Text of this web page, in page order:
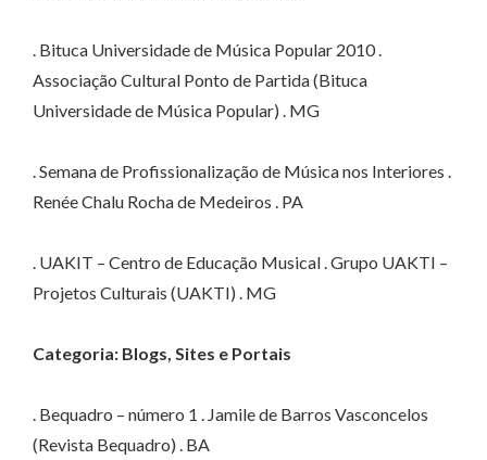
. Bituca Universidade de Música Popular 2010 .
Associação Cultural Ponto de Partida (Bituca
Universidade de Música Popular) . MG
. Semana de Profissionalização de Música nos Interiores .
Renée Chalu Rocha de Medeiros . PA
. UAKIT – Centro de Educação Musical . Grupo UAKTI –
Projetos Culturais (UAKTI) . MG
Categoria: Blogs, Sites e Portais
. Bequadro – número 1 . Jamile de Barros Vasconcelos
(Revista Bequadro) . BA